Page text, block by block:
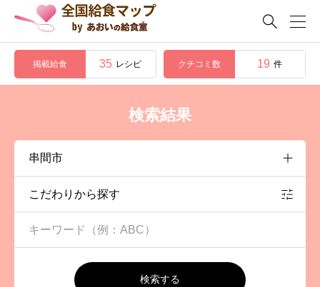

掲載給食 35 レシピ クチコミ数 19 件
検索結果
こだわりから探す
検索する